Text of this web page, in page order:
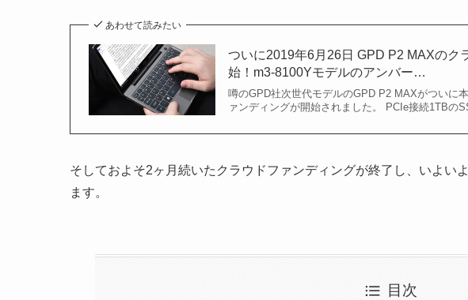
あわせて読みたい
ついに2019年6月26日 GPD P2 MAXのク
始！m3-8100Yモデルのアンバー…
噂のGPD社次世代モデルのGPD P2 MAXがついに
ァンディングが開始されました。 PCIe接続1TBの
そしておよそ2ヶ月続いたクラウドファンディングが終了し、いよい
ます。
目次